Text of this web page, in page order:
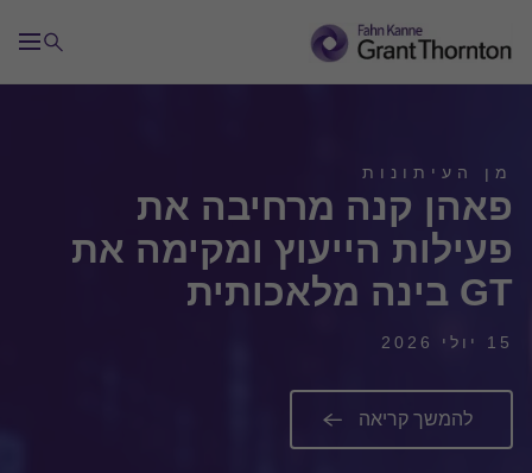
מן העיתונות
פאהן קנה מרחיבה את
פעילות הייעוץ ומקימה את
GT בינה מלאכותית
15 יולי 2026
להמשך קריאה